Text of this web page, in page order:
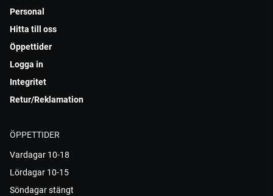
Personal
Hitta till oss
Öppettider
Logga in
Integritet
Retur/Reklamation
ÖPPETTIDER
Vardagar 10-18
Lördagar 10-15
Söndagar stängt